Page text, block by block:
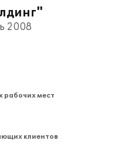
2008
рабочих мест
клиентов